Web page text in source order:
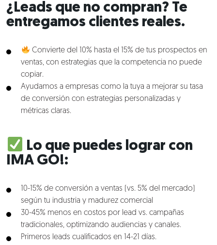
¿Leads que no compran? Te
entregamos clientes reales.
Convierte del 10% hasta el 15% de tus prospectos en
ventas, con estrategias que la competencia no puede
copiar.
Ayudamos a empresas como la tuya a mejorar su tasa
de conversión con estrategias personalizadas y
métricas claras.
Lo que puedes lograr con
IMA GO!:
10-15% de conversión a ventas (vs. 5% del mercado)
según tu industria y madurez comercial
30-45% menos en costos por lead vs. campañas
tradicionales, optimizando audiencias y canales.
Primeros leads cualificados en 14-21 días.